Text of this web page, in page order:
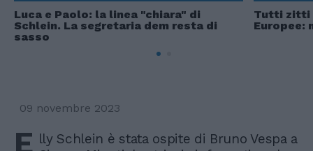
Luca e Paolo: la linea "chiara" di
Schlein. La segretaria dem resta di
sasso
Tutti zitti
Europee:
09 novembre 2023
E lly Schlein è stata ospite di Bruno Vespa a